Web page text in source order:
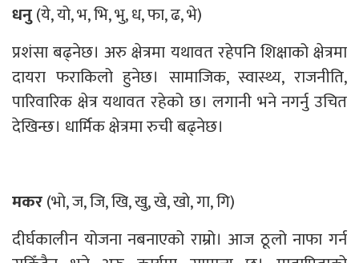
धनु(ये, यो, भ, भि, भु, ध, फा, ढ, भे)
प्रशंसा बढ्नेछ। अरु क्षेत्रमा यथावत रहेपनि शिक्षाको क्षेत्रमा
दायरा फराकिलो हुनेछ। सामाजिक, स्वास्थ्य, राजनीति,
पारिवारिक क्षेत्र यथावत रहेको छ। लगानी भने नगर्नु उचित
देखिन्छ। धार्मिक क्षेत्रमा रुची बढ्नेछ।
मकर(भो, ज, जि, खि, खु, खे, खो, गा, गि)
दीर्घकालीन योजना नबनाएको राम्रो। आज ठूलो नाफा गर्न